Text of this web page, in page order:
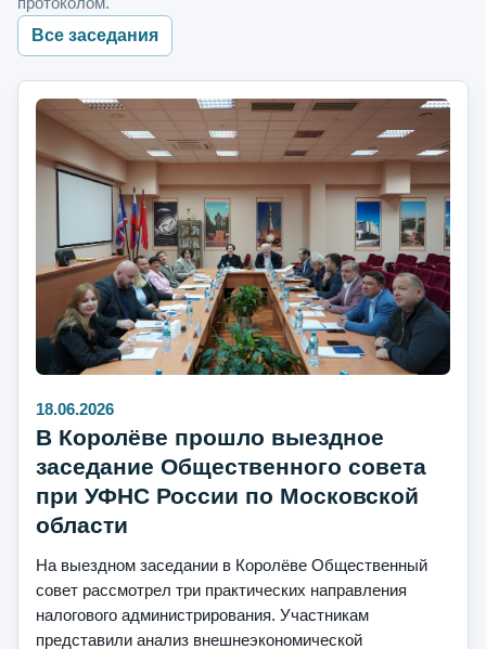
Все заседания
18.06.2026
В Королёве прошло выездное
заседание Общественного совета
при УФНС России по Московской
области
На выездном заседании в Королёве Общественный
совет рассмотрел три практических направления
налогового администрирования. Участникам
представили анализ внешнеэкономической